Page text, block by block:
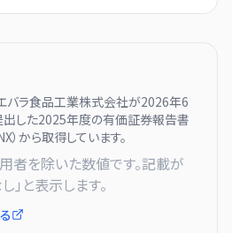
バラ食品工業株式会社が2026年6
した2025年度の有価証券報告書
）から取得しています。
を除いた数値です。記載が
」と表示します。